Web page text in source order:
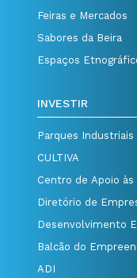
Feiras e Mercados
Sabores da Beira
Espaços
INVESTIR
Parques Industriais
CULTIVA
Centro de Apoio às
Diretório de
Desenvolvimento
Balcão do
ADI